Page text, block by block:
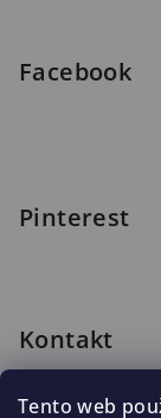
Tento web
Facebook
Pinterest
Kontakt